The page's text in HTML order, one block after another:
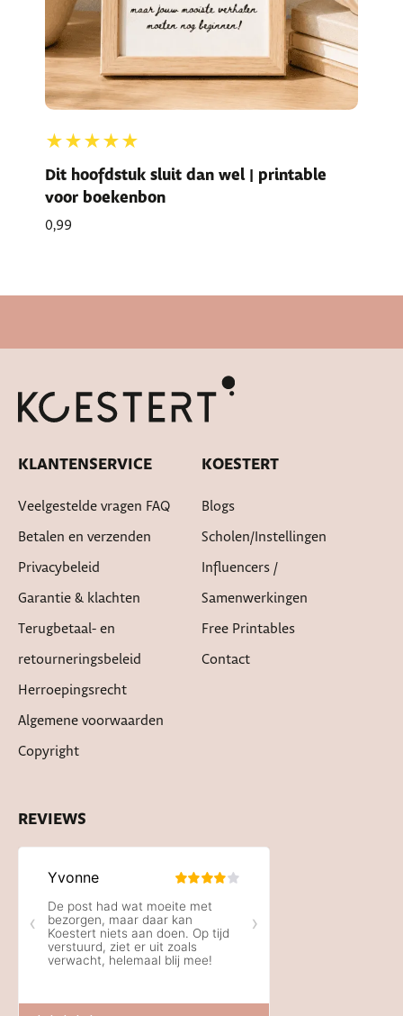
★★★★★
Dit hoofdstuk sluit dan wel | printable
voor boekenbon
0,99
KLANTENSERVICE
Veelgestelde vragen FAQ
Betalen en verzenden
Privacybeleid
Garantie & klachten
Terugbetaal- en
retourneringsbeleid
Herroepingsrecht
Algemene voorwaarden
Copyright
KOESTERT
Blogs
Scholen/instellingen
Influencers /
Samenwerkingen
Free Printables
Contact
REVIEWS